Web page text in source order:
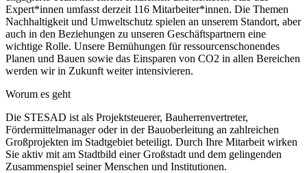
Expert*innen umfasst derzeit 116 Mitarbeiter*innen. Die Themen
Nachhaltigkeit und Umweltschutz spielen an unserem Standort, aber
auch in den Beziehungen zu unseren Geschäftspartnern eine
wichtige Rolle. Unsere Bemühungen für ressourcenschonendes
Planen und Bauen sowie das Einsparen von CO2 in allen Bereichen
werden wir in Zukunft weiter intensivieren.
Worum es geht
Die STESAD ist als Projektsteuerer, Bauherrenvertreter,
Fördermittelmanager oder in der Bauoberleitung an zahlreichen
Großprojekten im Stadtgebiet beteiligt. Durch Ihre Mitarbeit wirken
Sie aktiv mit am Stadtbild einer Großstadt und dem gelingenden
Zusammenspiel seiner Menschen und Institutionen.